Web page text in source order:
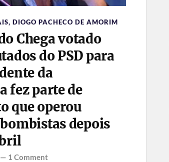
, DIOGO PACHECO DE AMORIM
Chega votado
do PSD para
da
fez parte de
que operou
depois
1 Comment